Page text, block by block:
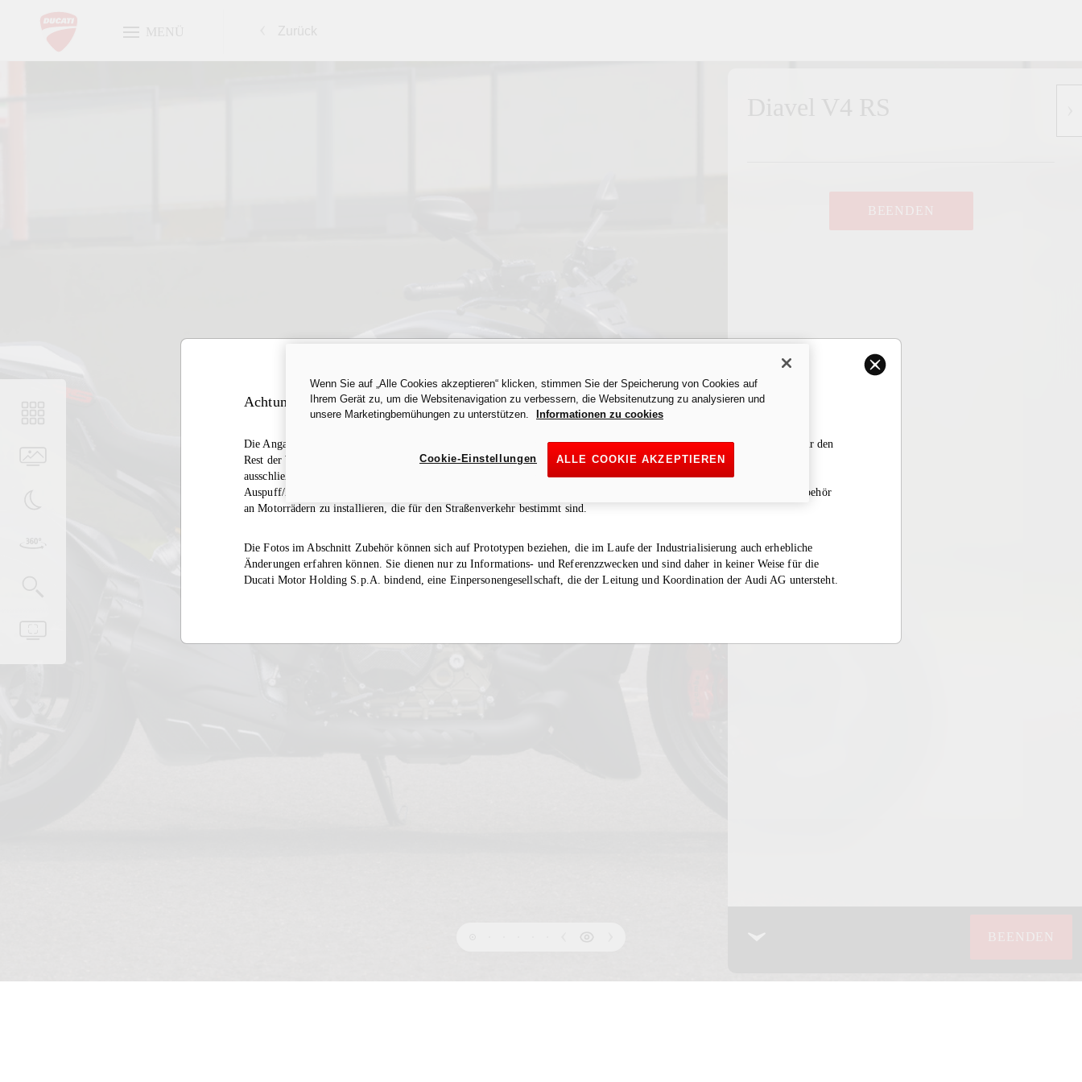
MENÜ Zurück
BEENDEN
BEENDEN
Achtung
Die Angabe der Homologation eines Auspuffs/Zubehörs in einem bestimmten Land ist nur auf dieses Land beschränkt. Für den
Rest der Welt gilt derselbe Auspuff/dasselbe Zubehör als "Rennsport" und ist daher für Rennfahrzeuge bestimmt, die
ausschließlich auf geschlossenen Rennstrecken eingesetzt werden. Es ist gesetzlich verboten, das Motorrad mit diesem
Auspuff/Zubehör außerhalb geschlossener Rennstrecken zu benutzen, und es ist daher nicht gestattet, den Auspuff/das Zubehör
an Motorrädern zu installieren, die für den Straßenverkehr bestimmt sind.
Die Fotos im Abschnitt Zubehör können sich auf Prototypen beziehen, die im Laufe der Industrialisierung auch erhebliche
Änderungen erfahren können. Sie dienen nur zu Informations- und Referenzzwecken und sind daher in keiner Weise für die
Ducati Motor Holding S.p.A. bindend, eine Einpersonengesellschaft, die der Leitung und Koordination der Audi AG untersteht.
Wenn Sie auf „Alle Cookies akzeptieren“ klicken, stimmen Sie der Speicherung von Cookies auf
Ihrem Gerät zu, um die Websitenavigation zu verbessern, die Websitenutzung zu analysieren und
unsere Marketingbemühungen zu unterstützen.
Informationen zu cookies
ALLE COOKIE AKZEPTIEREN
Cookie-Einstellungen